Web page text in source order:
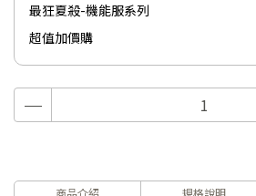
最狂夏殺-機能服系列
超值加價購
商品介紹 規格說明